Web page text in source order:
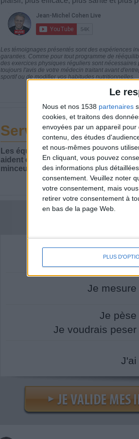
Le
Nous et nos 1538 partenaires
cookies, et traitons des
envoyées par un appareil
contenu, des études
et nous-mêmes pouvons
En cliquant, vous pouvez
des informations plus
consentement. Veuillez noter
votre consentement, mais
retirer votre consentement à
en bas de la page Web.
PLUS
Les témoignages présentés sont des expériences
garanties. Comme pour tout programme de
des exercices physiques réguliers sont
toujours l'avis de votre médecin traitant avant
sportif ou de modifier vos habitudes nutritionnelles.
Service-client &
Les équipes du Service-client et de
aident chaque semaine à vous
minceur.
Je suis
Je mesure
Je pèse
Je voudrais peser
J'ai